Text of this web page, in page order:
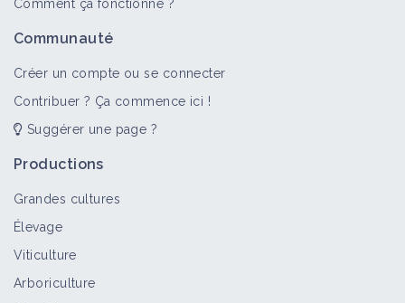
Comment ça fonctionne ?
Communauté
Créer un compte ou se connecter
Contribuer ? Ça commence ici !
Suggérer une page ?
Productions
Grandes cultures
Élevage
Viticulture
Arboriculture